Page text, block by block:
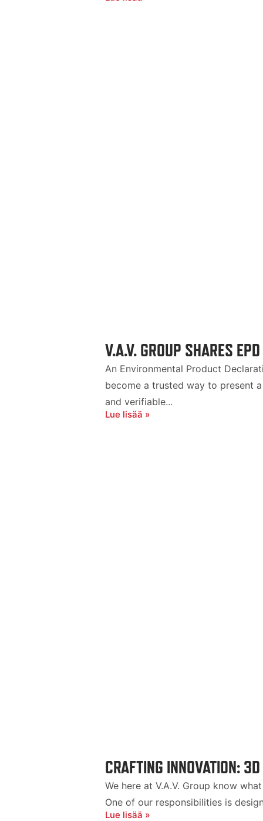
V.A.V. GROUP SHARES
An Environmental Product
become a trusted way to present
and verifiable...
Lue lisää »
CRAFTING INNOVATION:
We here at V.A.V. Group know
One of our responsibilities is
Lue lisää »